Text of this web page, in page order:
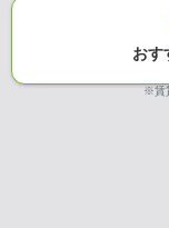
おす
※賃